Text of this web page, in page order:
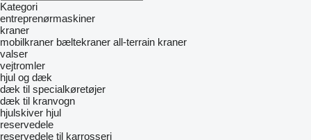
Kategori
entreprenørmaskiner
kraner
mobilkraner bæltekraner all-terrain kraner
valser
vejtromler
hjul og dæk
dæk til specialkøretøjer
dæk til kranvogn
hjulskiver hjul
reservedele
reservedele til karrosseri